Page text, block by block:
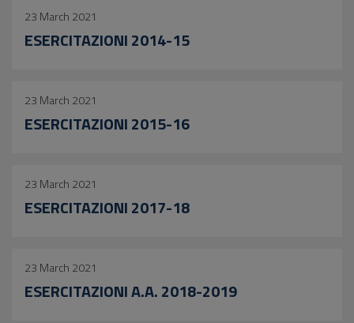
23 March 2021
ESERCITAZIONI 2014-15
23 March 2021
ESERCITAZIONI 2015-16
23 March 2021
ESERCITAZIONI 2017-18
23 March 2021
ESERCITAZIONI A.A. 2018-2019